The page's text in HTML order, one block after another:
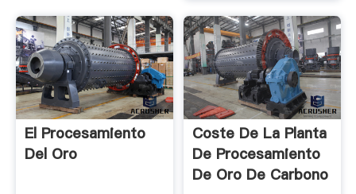
El Procesamiento
Del Oro
Coste De La Planta
De Procesamiento
De Oro De Carbono